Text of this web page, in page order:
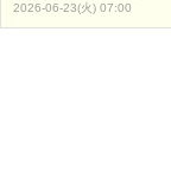
2026-06-23(火) 07:00